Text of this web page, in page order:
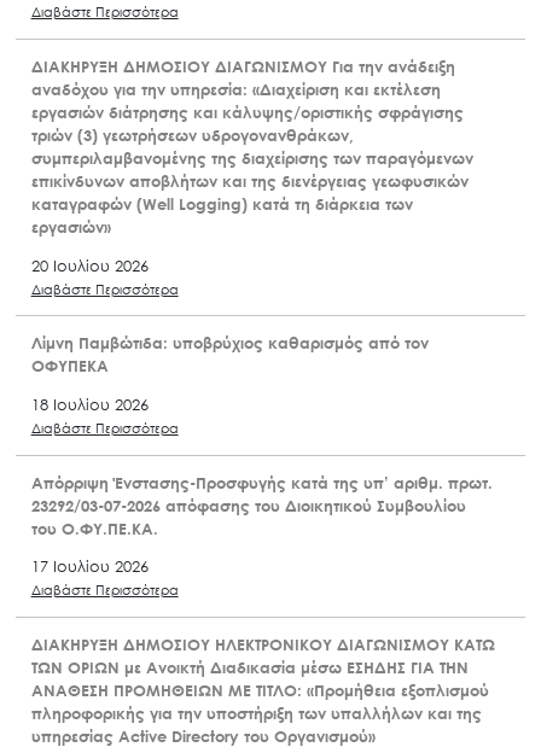
Διαβάστε Περισσότερα
ΔΙΑΚΗΡΥΞΗ ΔΗΜΟΣΙΟΥ ΔΙΑΓΩΝΙΣΜΟΥ Για την ανάδειξη
αναδόχου για την υπηρεσία: «Διαχείριση και εκτέλεση
εργασιών διάτρησης και κάλυψης/οριστικής σφράγισης
τριών (3) γεωτρήσεων υδρογονανθράκων,
συμπεριλαμβανομένης της διαχείρισης των παραγόμενων
επικίνδυνων αποβλήτων και της διενέργειας γεωφυσικών
καταγραφών (Well Logging) κατά τη διάρκεια των
εργασιών»
20 Ιουλίου 2026
Διαβάστε Περισσότερα
Λίμνη Παμβώτιδα: υποβρύχιος καθαρισμός από τον
ΟΦΥΠΕΚΑ
18 Ιουλίου 2026
Διαβάστε Περισσότερα
Απόρριψη Ένστασης-Προσφυγής κατά της υπ’ αριθμ. πρωτ.
23292/03-07-2026 απόφασης του Διοικητικού Συμβουλίου
του Ο.ΦΥ.ΠΕ.ΚΑ.
17 Ιουλίου 2026
Διαβάστε Περισσότερα
ΔΙΑΚΗΡΥΞΗ ΔΗΜΟΣΙΟΥ ΗΛΕΚΤΡΟΝΙΚΟΥ ΔΙΑΓΩΝΙΣΜΟΥ ΚΑΤΩ
ΤΩΝ ΟΡΙΩΝ με Ανοικτή Διαδικασία μέσω ΕΣΗΔΗΣ ΓΙΑ ΤΗΝ
ΑΝΑΘΕΣΗ ΠΡΟΜΗΘΕΙΩΝ ΜΕ ΤΙΤΛΟ: «Προμήθεια εξοπλισμού
πληροφορικής για την υποστήριξη των υπαλλήλων και της
υπηρεσίας Active Directory του Οργανισμού»